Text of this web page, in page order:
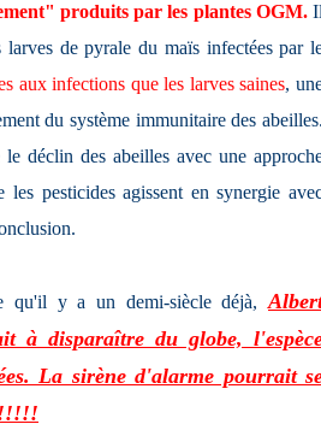
produits par les plantes OGM.Il
de pyrale du maïs infectées par
aux infections que les larves saines,
du système immunitaire des abeilles.
déclin des abeilles avec une
pesticides agissent en synergie
qu'il y a un demi-siècle déjà,
à disparaître du globe,
La sirène d'alarme pourrait